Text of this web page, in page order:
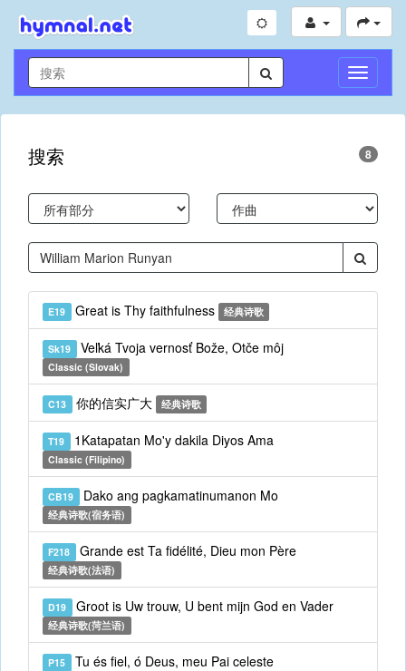
切
换
导
搜索 8
E19 Great is Thy faithfulness 经典诗歌
Sk19 Veľká Tvoja vernosť Bože, Otče môj
Classic (Slovak)
C13 你的信实广大 经典诗歌
T19 1Katapatan Mo'y dakila Diyos Ama
Classic (Filipino)
CB19 Dako ang pagkamatinumanon Mo
经典诗歌(宿务语)
F218 Grande est Ta fidélité, Dieu mon Père
经典诗歌(法语)
D19 Groot is Uw trouw, U bent mijn God en Vader
经典诗歌(菏兰语)
P15 Tu és fiel, ó Deus, meu Pai celeste